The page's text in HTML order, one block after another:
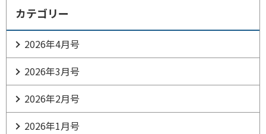
カテゴリー
2026年4月号
2026年3月号
2026年2月号
2026年1月号